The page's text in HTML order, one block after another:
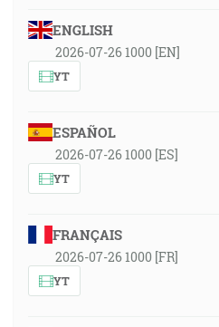
ENGLISH
2026-07-26 1000 [EN]
YT
ESPAÑOL
2026-07-26 1000 [ES]
YT
FRANÇAIS
2026-07-26 1000 [FR]
YT